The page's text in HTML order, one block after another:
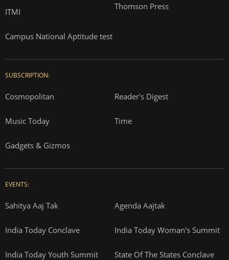
ITMI
Campus National Aptitude test
Thomson Press
SUBSCRIPTION:
Cosmopolitan Reader's Digest
Music Today Time
Gadgets & Gizmos
EVENTS:
Sahitya Aaj Tak Agenda Aajtak
India Today Conclave India Today Woman's Summit
India Today Youth Summit State Of The States Conclave